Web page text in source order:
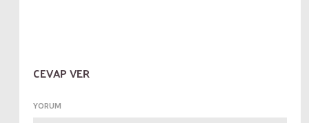
CEVAP VER
YORUM